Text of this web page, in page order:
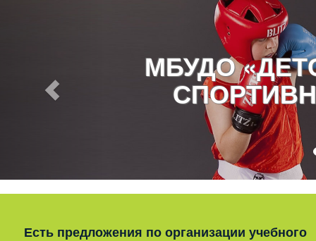
МБУДО
Есть предложения по организации учебного